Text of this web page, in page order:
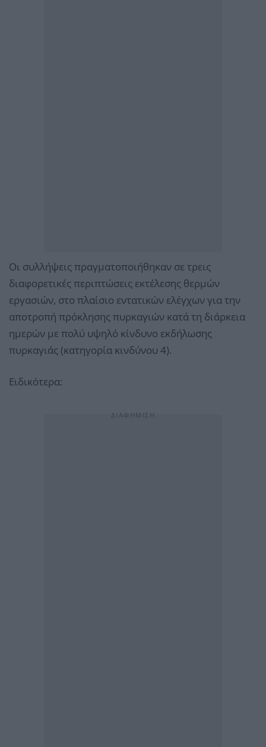
Οι συλλήψεις πραγματοποιήθηκαν σε τρεις
διαφορετικές περιπτώσεις εκτέλεσης θερμών
εργασιών, στο πλαίσιο εντατικών ελέγχων για την
αποτροπή πρόκλησης πυρκαγιών κατά τη διάρκεια
ημερών με πολύ υψηλό κίνδυνο εκδήλωσης
πυρκαγιάς (κατηγορία κινδύνου 4).
Ειδικότερα: